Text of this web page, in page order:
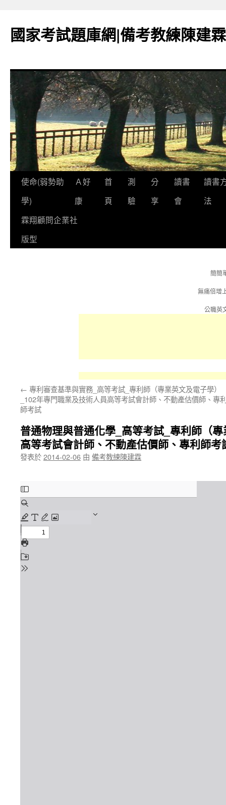
國家考試題庫網|備考教練陳建霖
跳使命(弱勢助
學)
Ａ好
康
首
頁
測
驗
分
享
讀書
會
讀書
法
霖翔顧問企業社
版型
簡簡
無痛倍增
公職英
← 專利審查基準與實務_高等考試_專利師（專業英文及電子學）
_102年專門職業及技術人員高等考試會計師、不動產估價師、專
師考試
普通物理與普通化學_高等考試_專利師（
高等考試會計師、不動產估價師、專利師考
發表於2014-02-06 由 備考教練陳建霖